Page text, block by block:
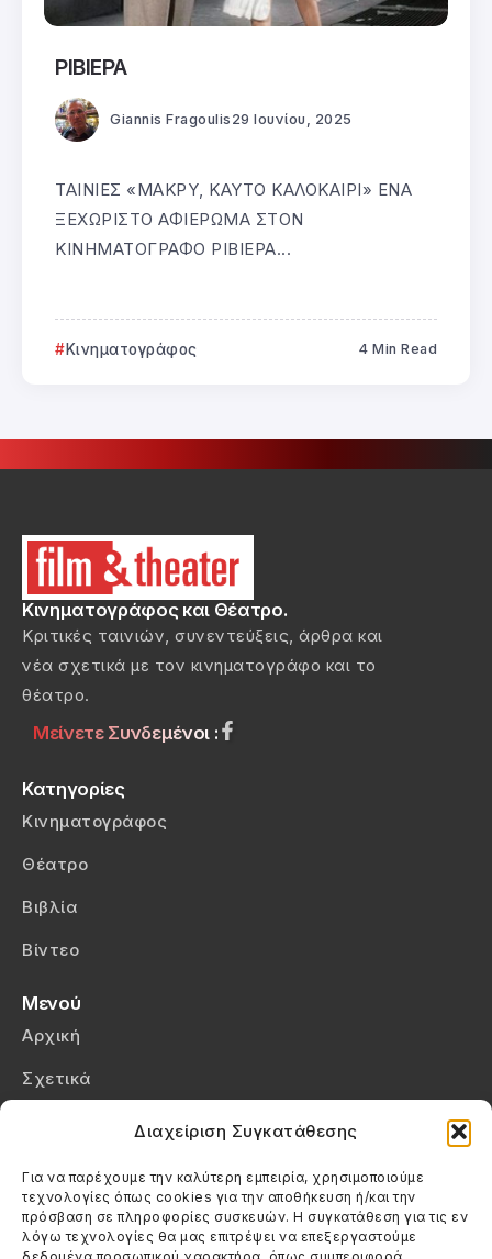
Διαχείριση Συγκατάθεσης
Για να παρέχουμε την καλύτερη εμπειρία, χρησιμοποιούμε
τεχνολογίες όπως cookies για την αποθήκευση ή/και την
πρόσβαση σε πληροφορίες συσκευών. Η συγκατάθεση για τις εν
λόγω τεχνολογίες θα μας επιτρέψει να επεξεργαστούμε
ΡΙΒΙΕΡΑ
Giannis Fragoulis 29 Ιουνίου, 2025
ΤΑΙΝΙΕΣ «ΜΑΚΡΥ, ΚΑΥΤΟ ΚΑΛΟΚΑΙΡΙ» ENA
ΞΕΧΩΡΙΣΤΟ ΑΦΙΕΡΩΜΑ ΣΤΟΝ
ΚΙΝΗΜΑΤΟΓΡΑΦΟ ΡΙΒΙΕΡΑ...
Κινηματογράφος 4 Min Read
Κινηματογράφος και Θέατρο.
Κριτικές ταινιών, συνεντεύξεις, άρθρα και
νέα σχετικά με τον κινηματογράφο και το
θέατρο.
Μείνετε Συνδεμένοι :
Κατηγορίες
Κινηματογράφος
Θέατρο
Βιβλία
Βίντεο
Μενού
Αρχική
Σχετικά
Πολιτική Cookies (ΕΕ)